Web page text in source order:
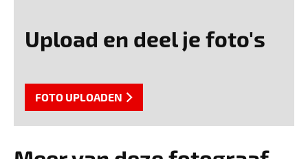
Upload en deel je foto's
FOTO UPLOADEN